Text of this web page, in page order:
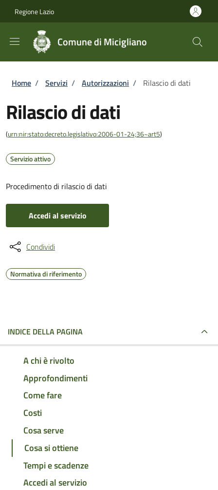
Regione Lazio
Comune di Micigliano
Briciole di pane
Home / Servizi / Autorizzazioni / Rilascio di dati
Rilascio di dati
(urn:nir:stato:decreto.legislativo:2006-01-24;36~art5)
Servizio attivo
Procedimento di rilascio di dati
Accedi al servizio
Condividi
Normativa di riferimento
INDICE DELLA PAGINA
A chi è rivolto
Approfondimenti
Come fare
Costi
Cosa serve
Cosa si ottiene
Tempi e scadenze
Accedi al servizio